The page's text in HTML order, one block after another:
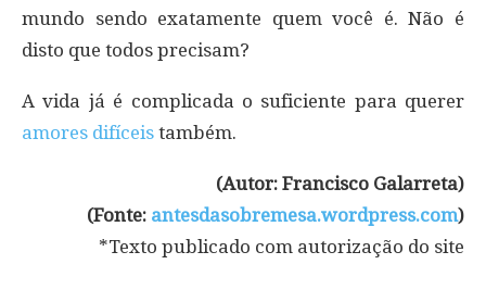
mundo sendo exatamente quem você é. Não é
disto que todos precisam?
A vida já é complicada o suficiente para querer
amores difíceis também.
(Autor: Francisco Galarreta)
(Fonte: antesdasobremesa.wordpress.com)
*Texto publicado com autorização do site